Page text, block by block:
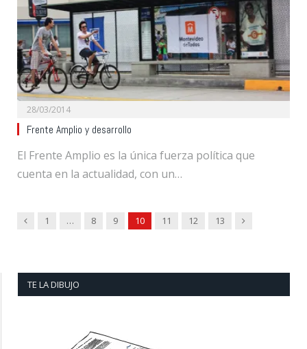
28/03/2014
Frente Amplio y desarrollo
El Frente Amplio es la única fuerza política que
cuenta en la actualidad, con un…
Previous
1 … 8 9 10 11 12 13 Next
TE LA DIBUJO